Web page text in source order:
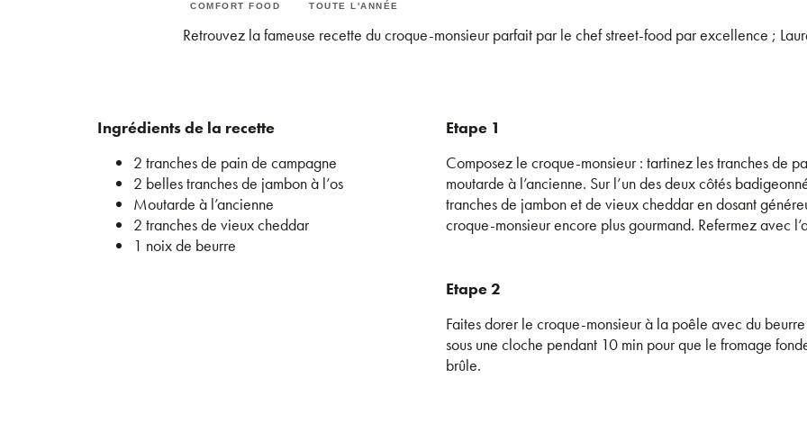
COMFORT FOOD TOUTE L'ANNÉE
Retrouvez la fameuse recette du croque-monsieur parfait par le chef street-food par excellence ;
Ingrédients de la recette
2 tranches de pain de campagne
2 belles tranches de jambon à l’os
Moutarde à l’ancienne
2 tranches de vieux cheddar
1 noix de beurre
Etape 1
Composez le croque-monsieur : tartinez les tranches de
moutarde à l’ancienne. Sur l’un des deux côtés
tranches de jambon et de vieux cheddar en dosant
croque-monsieur encore plus gourmand. Refermez avec
Etape 2
Faites dorer le croque-monsieur à la poêle avec du
sous une cloche pendant 10 min pour que le fromage
brûle.